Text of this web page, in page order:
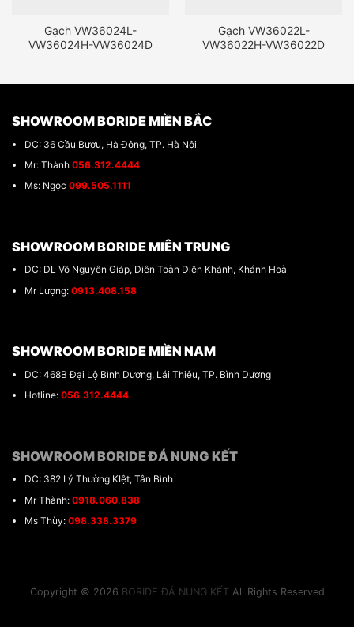
Gạch VW36024L-
VW36024H-VW36024D
Gạch VW36022L-
VW36022H-VW36022D
SHOWROOM BORIDE MIỀN BẮC
DC: 36 Cầu Bươu, Hà Đông, TP. Hà Nội
Mr: Thành 056.312.4444
Ms: Ngọc 099.505.1111
SHOWROOM BORIDE MIÊN TRUNG
DC: DL Võ Nguyên Giáp, Diên Toàn Diên Khánh, Khánh Hoà
Mr Lượng: 0913.408.158
SHOWROOM BORIDE MIỀN NAM
DC: 468B Đại Lộ Bình Dương, Lái Thiêu, TP. Bình Dương
Hotline: 056.312.4444
SHOWROOM BORIDE ĐÁ NUNG KẾT
DC: 382 Lý Thường KIệt, Tân Bình
Mr Thành: 0918.060.838
Ms Thùy: 098.338.3379
Copyright © 2026 BORIDE ĐÁ NUNG KẾT All Rights Reserved